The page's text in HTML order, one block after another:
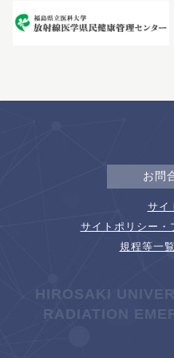
お問
サイ
サイトポリシー・
規程等一
HIROSAKI
RADIATION